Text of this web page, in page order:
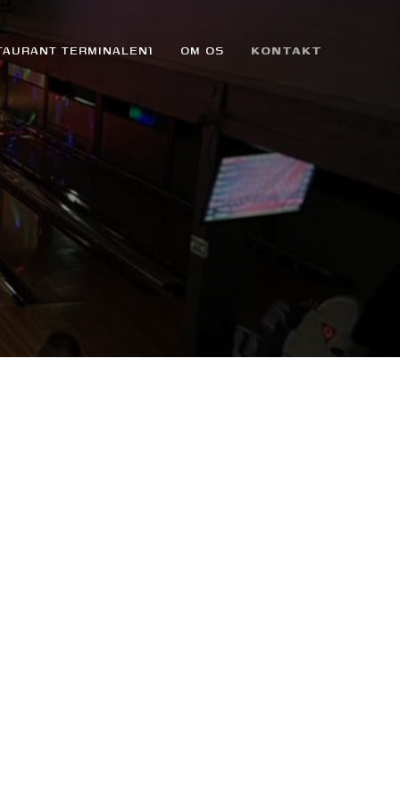
TERMINALEN1 OM OS KONTAKT